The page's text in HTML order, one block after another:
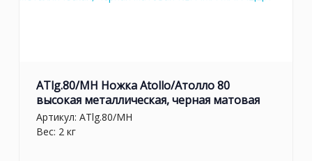
ATlg.80/MH Ножка Atollo/Атолло 80
высокая металлическая, черная матовая
Артикул: ATlg.80/MH
Вес: 2 кг